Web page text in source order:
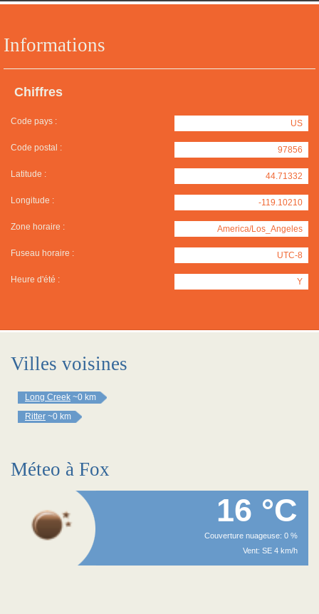
Informations
Chiffres
Code pays : US
Code postal : 97856
Latitude : 44.71332
Longitude : -119.10210
Zone horaire : America/Los_Angeles
Fuseau horaire : UTC-8
Heure d'été : Y
Villes voisines
Long Creek ~0 km
Ritter ~0 km
Méteo à Fox
16 °C
Couverture nuageuse: 0 %
Vent: SE 4 km/h